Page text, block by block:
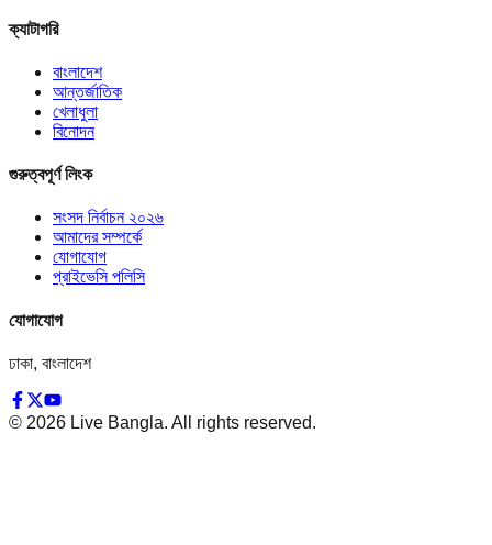
ক্যাটাগরি
বাংলাদেশ
আন্তর্জাতিক
খেলাধুলা
বিনোদন
গুরুত্বপূর্ণ লিংক
সংসদ নির্বাচন ২০২৬
আমাদের সম্পর্কে
যোগাযোগ
প্রাইভেসি পলিসি
যোগাযোগ
ঢাকা, বাংলাদেশ
© 2026 Live Bangla. All rights reserved.